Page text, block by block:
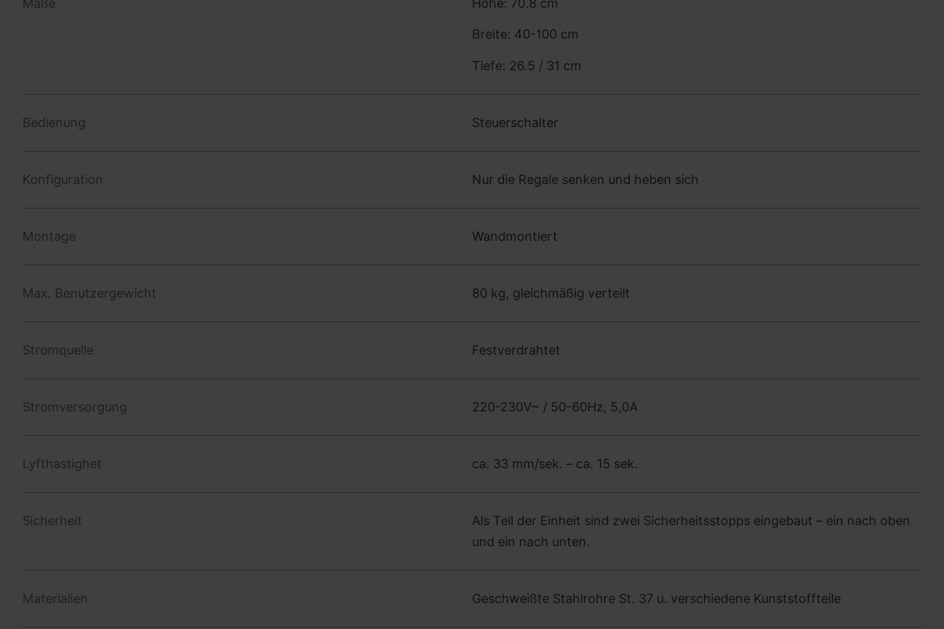
Maße Höhe: 70.8 cm
Breite: 40-100 cm
Tiefe: 26.5 / 31 cm
Bedienung Steuerschalter
Konfiguration Nur die Regale senken und heben sich
Montage Wandmontiert
Max. Benutzergewicht 80 kg, gleichmäßig verteilt
Stromquelle Festverdrahtet
Stromversorgung 220-230V~ / 50-60Hz, 5,0A
Lyfthastighet ca. 33 mm/sek. – ca. 15 sek.
Sicherheit
Als Teil der Einheit sind zwei Sicherheitsstopps eingebaut – ein nach oben
und ein nach unten.
Materialien Geschweißte Stahlrohre St. 37 u. verschiedene Kunststoffteile